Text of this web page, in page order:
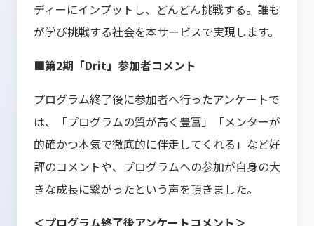
ディーにインプットし、どんどん挑戦する。誰も
が学び挑戦する社会を本サービスで実現します。
■第2期「Drit」参加者コメント
プログラム終了後に参加者へ行ったアンケートで
は、「プログラムの質が高く豊富」「メンターが
的確かつ本気で徹底的に伴走してくれる」など好
評のコメントや、プログラムへの参加が自身の大
きな成長に繋がったという声を頂きました。
＜プログラム終了後アンケートコメント＞